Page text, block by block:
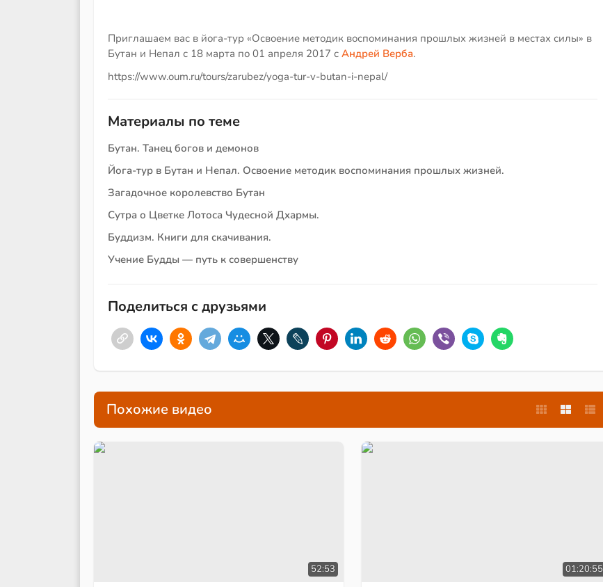
Приглашаем вас в йога-тур «Освоение методик воспоминания прошлых жизней в местах силы» в
Бутан и Непал с 18 марта по 01 апреля 2017 с Андрей Верба.
https://www.oum.ru/tours/zarubez/yoga-tur-v-butan-i-nepal/
Материалы по теме
Бутан. Танец богов и демонов
Йога-тур в Бутан и Непал. Освоение методик воспоминания прошлых жизней.
Загадочное королевство Бутан
Сутра о Цветке Лотоса Чудесной Дхармы.
Буддизм. Книги для скачивания.
Учение Будды — путь к совершенству
Поделиться с друзьями
Похожие видео
52:53 01:20:55